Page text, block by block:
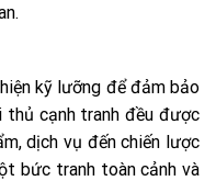
kỹ lưỡng để đảm bảo
cạnh tranh đều được
dịch vụ đến chiến lược
bức tranh toàn cảnh và